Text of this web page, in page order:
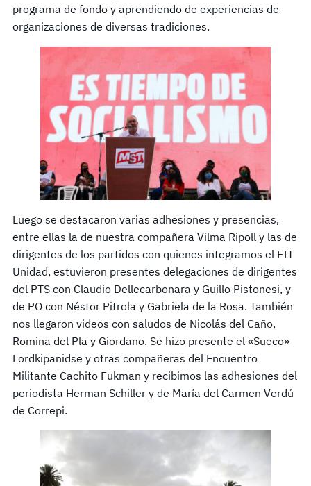
programa de fondo y aprendiendo de experiencias de
organizaciones de diversas tradiciones.
Luego se destacaron varias adhesiones y presencias,
entre ellas la de nuestra compañera Vilma Ripoll y las de
dirigentes de los partidos con quienes integramos el FIT
Unidad, estuvieron presentes delegaciones de dirigentes
del PTS con Claudio Dellecarbonara y Guillo Pistonesi, y
de PO con Néstor Pitrola y Gabriela de la Rosa. También
nos llegaron videos con saludos de Nicolás del Caño,
Romina del Pla y Giordano. Se hizo presente el «Sueco»
Lordkipanidse y otras compañeras del Encuentro
Militante Cachito Fukman y recibimos las adhesiones del
periodista Herman Schiller y de María del Carmen Verdú
de Correpi.